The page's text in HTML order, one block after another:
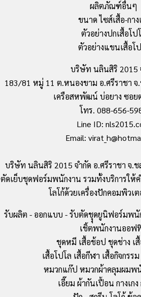
ผลิตภัณฑ์อื่นๆ
ขนาด ไซส์เสื้อ-กาง
ตัวอย่างปกเสื้อโป
ตัวอย่างแขนเสื้อโ
บริษัท นลินสิริ 2015
183/81 หมู่ 11 ต.หนองขาม อ.ศรีราชา
เครือสหพัฒน์ บ่อยาง ซอย
โทร. 088-656-
Line ID:
Email:
บริษัท นลินสิริ 2015 จำกัด อ.ศรีราชา จ.
ตัดเย็บชุดฟอร์มพนักงาน รวมทั้งบริการให้
โลโก้ด้วยเครื่องปักคอมพิวเ
รับผลิต - ออกแบบ - รับตัดชุุดยูนิฟอร์มพ
เชิ้ตพนักงานออฟ
ชุดหมี เสื้อช้อป ชุดช่าง เ
เสื้อโปโล เสื้อกีฬา เสื้อกิจกรร
หมวกแก๊ป หมวกผ้าคลุมผมพนั
เอี๊ยม ผ้ากันเปื้อน กางเกง